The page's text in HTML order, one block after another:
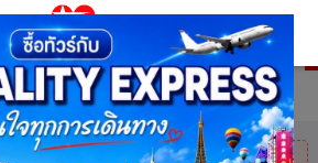
รายละเอียดทัวร์